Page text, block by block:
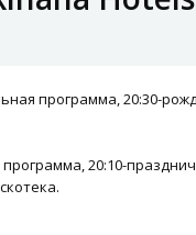
программа, 20:30-
20:10-